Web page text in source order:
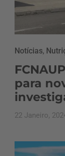
Notícias,
para
22 Janeiro,